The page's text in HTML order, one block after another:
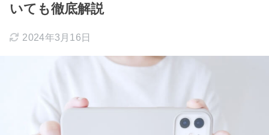
いても徹底解説
2024年3月16日